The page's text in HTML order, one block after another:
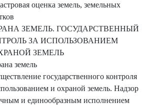
оценка земель, земельных
ЗЕМЕЛЬ. ГОСУДАРСТВЕННЫЙ
ЗА ИСПОЛЬЗОВАНИЕМ
ЗЕМЕЛЬ
земель
государственного контроля
и охраной земель. Надзор
и единообразным исполнением